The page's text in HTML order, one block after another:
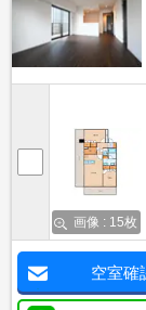
画像 : 15枚
空室確